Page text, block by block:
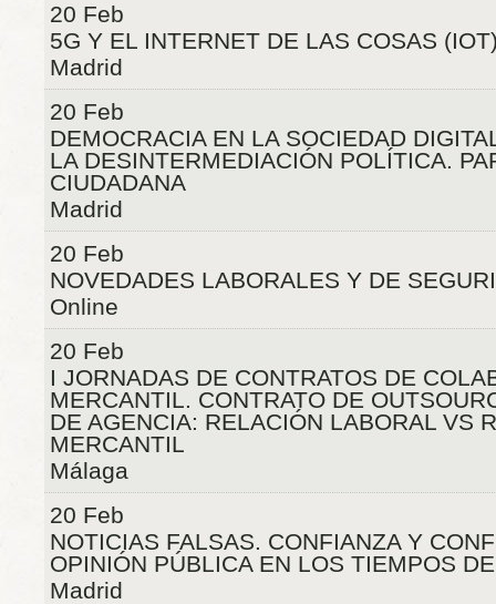
20 Feb
5G Y EL INTERNET DE LAS COSAS
Madrid
20 Feb
DEMOCRACIA EN LA SOCIEDAD
LA DESINTERMEDIACIÓN POLÍTICA.
CIUDADANA
Madrid
20 Feb
NOVEDADES LABORALES Y DE
Online
20 Feb
I JORNADAS DE CONTRATOS DE
MERCANTIL. CONTRATO DE
DE AGENCIA: RELACIÓN LABORAL VS
MERCANTIL
Málaga
20 Feb
NOTICIAS FALSAS. CONFIANZA Y
OPINIÓN PÚBLICA EN LOS TIEMPOS
Madrid